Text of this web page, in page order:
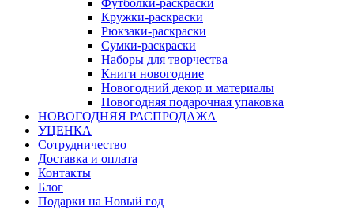
Футболки-раскраски
Кружки-раскраски
Рюкзаки-раскраски
Сумки-раскраски
Наборы для творчества
Книги новогодние
Новогодний декор и материалы
Новогодняя подарочная упаковка
НОВОГОДНЯЯ РАСПРОДАЖА
УЦЕНКА
Сотрудничество
Доставка и оплата
Контакты
Блог
Подарки на Новый год